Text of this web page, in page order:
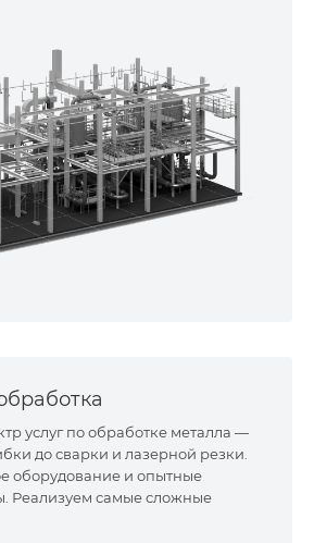
услуг по обработке металла —
до сварки и лазерной резки.
оборудование и опытные
Реализуем самые сложные